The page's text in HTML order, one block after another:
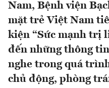
Nam, Bệnh viện
mặt trẻ Việt Nam
kiện “Sức mạnh trị
đến những thông
nghe trong quá
chủ động, phòng